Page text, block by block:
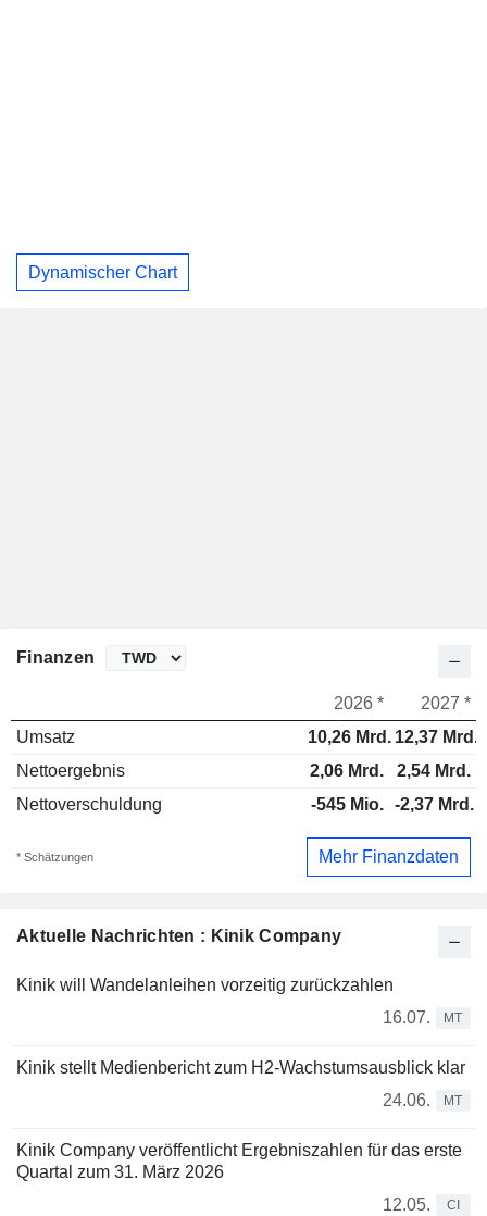
Dynamischer Chart
Aktuelle Nachrichten : Kinik Company
Kinik will Wandelanleihen vorzeitig zurückzahlen
16.07.
MT
Kinik stellt Medienbericht zum H2-Wachstumsausblick klar
24.06.
MT
Kinik Company veröffentlicht Ergebniszahlen für das erste
Quartal zum 31. März 2026
12.05.
CI
Finanzen
2026 *
2027 *
Umsatz
10,26 Mrd. 12,37 Mrd.
Nettoergebnis
2,06 Mrd.
2,54 Mrd.
Nettoverschuldung
-545 Mio. -2,37 Mrd.
* Schätzungen Mehr Finanzdaten